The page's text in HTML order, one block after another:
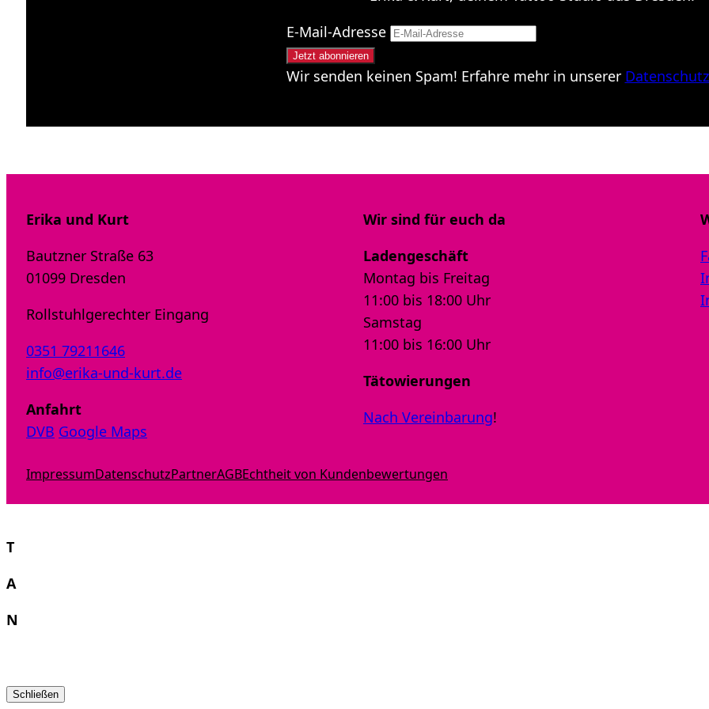
E-Mail-Adresse
Wir senden keinen Spam! Erfahre mehr in unserer
Erika und Kurt
Bautzner Straße 63
01099 Dresden
Rollstuhlgerechter Eingang
0351 79211646
info@erika-und-kurt.de
Anfahrt
DVB Google Maps
Wir sind für euch da
Ladengeschäft
Montag bis Freitag
11:00 bis 18:00 Uhr
Samstag
11:00 bis 16:00 Uhr
Tätowierungen
Nach Vereinbarung!
ImpressumDatenschutzPartnerAGBEchtheit von Kundenbewertungen
T
A
N
Schließen